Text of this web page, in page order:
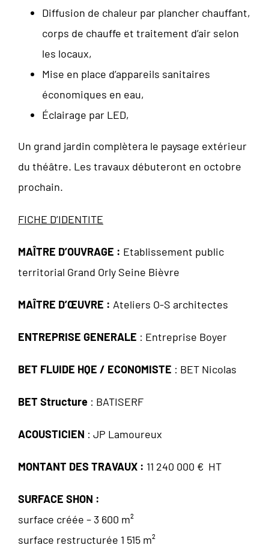
Diffusion de chaleur par plancher chauffant,
corps de chauffe et traitement d’air selon
les locaux,
Mise en place d’appareils sanitaires
économiques en eau,
Éclairage par LED,
Un grand jardin complètera le paysage extérieur
du théâtre. Les travaux débuteront en octobre
prochain.
FICHE D’IDENTITE
MAÎTRE D’OUVRAGE : Etablissement public
territorial Grand Orly Seine Bièvre
MAÎTRE D’ŒUVRE : Ateliers O-S architectes
ENTREPRISE GENERALE : Entreprise Boyer
BET FLUIDE HQE / ECONOMISTE : BET Nicolas
BET Structure : BATISERF
ACOUSTICIEN : JP Lamoureux
MONTANT DES TRAVAUX : 11 240 000 € HT
SURFACE SHON :
surface créée – 3 600 m²
surface restructurée 1 515 m²